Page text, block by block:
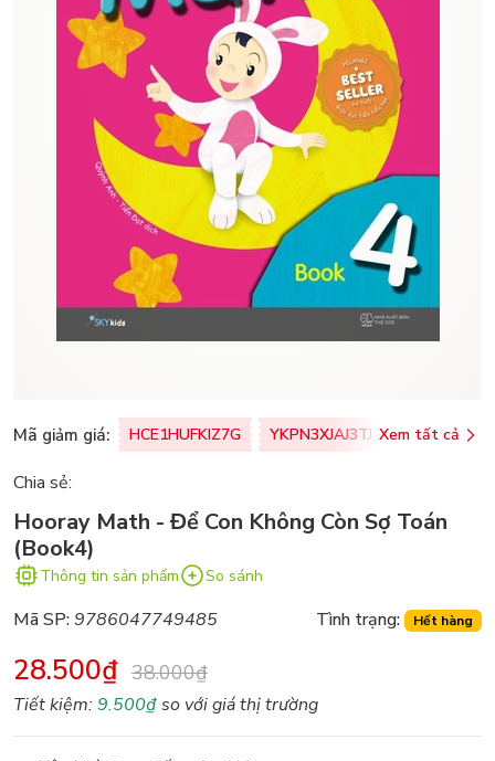
Mã giảm giá: HCE1HUFKIZ7G YKPN3XJAJ3TJ Xem tất cả
Chia sẻ:
Hooray Math - Để Con Không Còn Sợ Toán
(Book4)
Thông tin sản phẩm So sánh
Mã SP:9786047749485 Tình trạng: Hết hàng
28.500₫ 38.000₫
Tiết kiệm:9.500₫so với giá thị trường